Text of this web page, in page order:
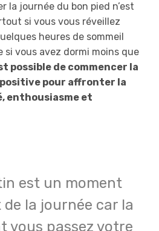
la journée du bon pied n’est
si vous vous réveillez
heures de sommeil
si vous avez dormi moins que
possible de commencer la
pour affronter la
enthousiasme et
est un moment
la journée car la
vous passez votre